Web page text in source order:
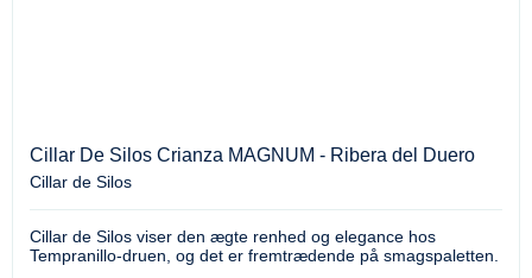
Cillar De Silos Crianza MAGNUM - Ribera del Duero
Cillar de Silos
Cillar de Silos viser den ægte renhed og elegance hos
Tempranillo-druen, og det er fremtrædende på smagspaletten.